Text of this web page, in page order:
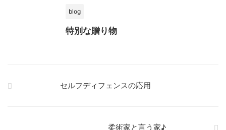
blog
特別な贈り物
セルフディフェンスの応用
柔術家と言う家♪